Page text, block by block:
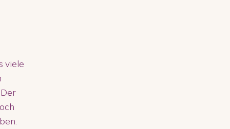
viele